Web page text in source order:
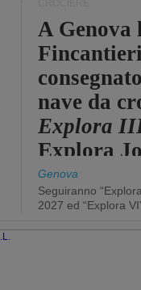
A Genova
nave da
Explora
Explora
Genova
Seguiranno
2027 ed “Explora